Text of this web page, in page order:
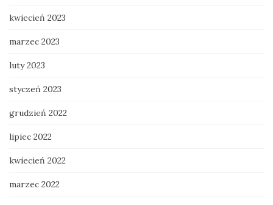
kwiecień 2023
marzec 2023
luty 2023
styczeń 2023
grudzień 2022
lipiec 2022
kwiecień 2022
marzec 2022